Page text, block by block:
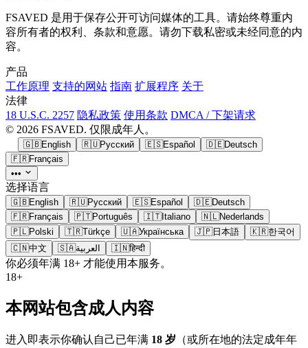
FSAVED 是用于保存公开可访问媒体的工具。请始终尊重内
容所有者的权利、条款和意愿。请勿下载私密或未经同意的内
容。
产品
工作原理 支持的网站 指南 扩展程序 关于
法律
18 U.S.C. 2257 隐私政策 使用条款 DMCA / 下架请求
© 2026 FSAVED. 仅限成年人。
🇬🇧English 🇷🇺Русский 🇪🇸Español 🇩🇪Deutsch
🇫🇷Français
•••
选择语言
🇬🇧English 🇷🇺Русский 🇪🇸Español 🇩🇪Deutsch
🇫🇷Français 🇵🇹Português 🇮🇹Italiano 🇳🇱Nederlands
🇵🇱Polski 🇹🇷Türkçe 🇺🇦Українська 🇯🇵日本語 🇰🇷한국어
🇨🇳中文 🇸🇦العربية 🇮🇳हिन्दी
你必须年满 18+ 才能使用本服务。
18+
本网站包含成人内容
进入即表示你确认自己已年满 18 岁 （或所在地的法定成年年